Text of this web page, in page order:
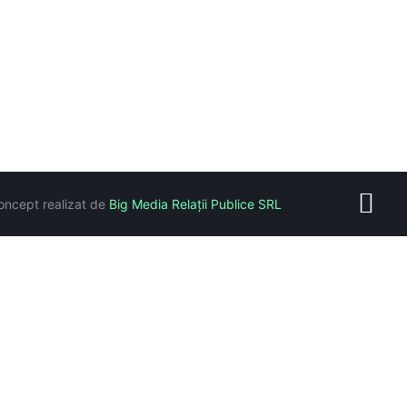
realizat de Big Media Relații Publice SRL